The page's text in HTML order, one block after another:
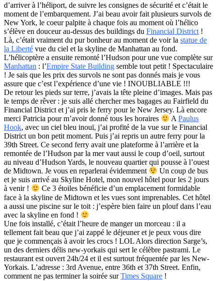
d’arriver à l’héliport, de suivre les consignes de sécurité et c’était le
moment de l’embarquement. J’ai beau avoir fait plusieurs survols de
New York, le coeur palpite à chaque fois au moment où l’hélico
s’élève en douceur au-dessus des buildings du Financial District !
Là, c’était vraiment du pur bonheur au moment de voir la statue de
la Liberté vue du ciel et la skyline de Manhattan au fond.
L’hélicoptère a ensuite remonté l’Hudson pour une vue complète sur
Manhattan : l’Empire State Building semble tout petit ! Spectaculaire
! Je sais que les prix des survols ne sont pas donnés mais je vous
assure que c’est l’expérience d’une vie ! INOUBLIABLE !!!
De retour les pieds sur terre, j’avais la tête pleine d’images. Mais pas
le temps de rêver : je suis allé chercher mes bagages au Fairfield du
Financial District et j’ai pris le ferry pour le New Jersey. Là encore
merci Patricia pour m’avoir donné tous les horaires
APaulus
Hook, avec un ciel bleu inouï, j’ai profité de la vue sur le Financial
District un bon petit moment. Puis j’ai repris un autre ferry pour la
39th Street. Ce second ferry avait une plateforme à l’arrière et la
remontée de l’Hudson par la mer vaut aussi le coup d’oeil, surtout
au niveau d’Hudson Yards, le nouveau quartier qui pousse à l’ouest
de Midtown. Je vous en reparlerai évidemment
Un coup de bus
et je suis arrivé au Skyline Hotel, mon nouvel hôtel pour les 2 jours
à venir !
Ce 3 étoiles bénéficie d’un emplacement formidable
face à la skyline de Midtown et les vues sont imprenables. Cet hôtel
a aussi une piscine sur le toit : j’espère bien faire un plouf dans l’eau
avec la skyline en fond !
Une fois installé, c’était l’heure de manger un morceau : il a
tellement fait beau que j’ai zappé le déjeuner et je peux vous dire
que je commençais à avoir les crocs ! LOL Alors direction Sarge’s,
un des derniers délis new-yorkais qui sert le célèbre pastrami. Le
restaurant est ouvert 24h/24 et il est surtout fréquentée par les New-
Yorkais. L’adresse : 3rd Avenue, entre 36th et 37th Street. Enfin,
comment ne pas terminer la soirée surTimes Square !